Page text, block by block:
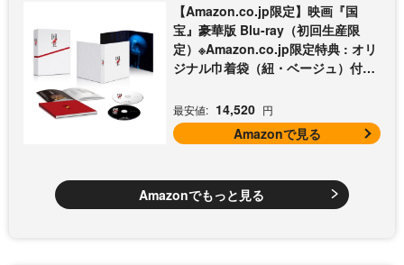
【Amazon.co.jp限定】映画『国
宝』豪華版 Blu-ray（初回生産限
定）※Amazon.co.jp限定特典 : オリ
ジナル巾着袋（紐・ベージュ）付き
最安値: 14,520 円
Amazonで見る
Amazonでもっと見る